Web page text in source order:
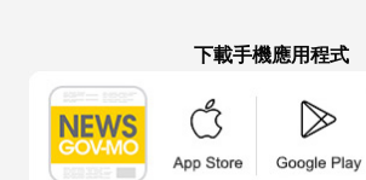
下載手機應用程式